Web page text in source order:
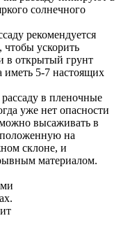
солнечного
рекомендуется
чтобы ускорить
в открытый грунт
иметь 5-7 настоящих
в пленочные
уже нет опасности
высаживать в
на
склоне, и
материалом.